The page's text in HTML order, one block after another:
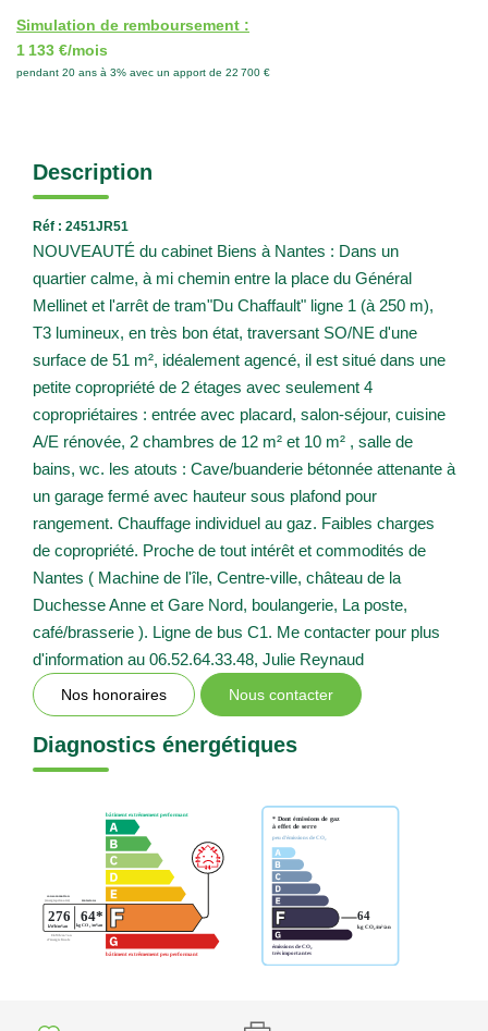
Simulation de remboursement :
1 133 €/mois
pendant 20 ans à 3% avec un apport de 22 700 €
Description
Réf : 2451JR51
NOUVEAUTÉ du cabinet Biens à Nantes : Dans un
quartier calme, à mi chemin entre la place du Général
Mellinet et l'arrêt de tram"Du Chaffault" ligne 1 (à 250 m),
T3 lumineux, en très bon état, traversant SO/NE d'une
surface de 51 m², idéalement agencé, il est situé dans une
petite copropriété de 2 étages avec seulement 4
copropriétaires : entrée avec placard, salon-séjour, cuisine
A/E rénovée, 2 chambres de 12 m² et 10 m² , salle de
bains, wc. les atouts : Cave/buanderie bétonnée attenante à
un garage fermé avec hauteur sous plafond pour
rangement. Chauffage individuel au gaz. Faibles charges
de copropriété. Proche de tout intérêt et commodités de
Nantes ( Machine de l'île, Centre-ville, château de la
Duchesse Anne et Gare Nord, boulangerie, La poste,
café/brasserie ). Ligne de bus C1. Me contacter pour plus
d'information au 06.52.64.33.48, Julie Reynaud
Nos honoraires Nous contacter
Diagnostics énergétiques